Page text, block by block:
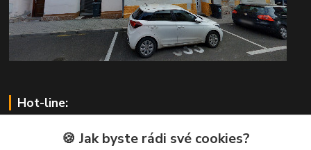
Hot-line:
🍪 Jak byste rádi své cookies?